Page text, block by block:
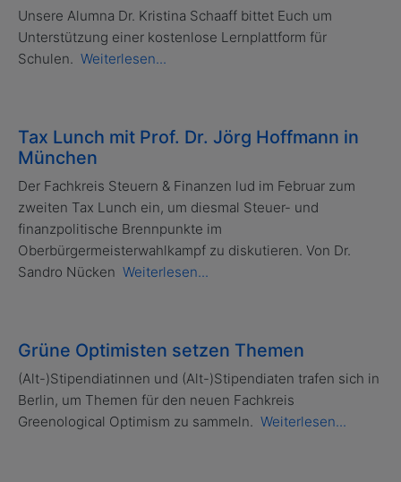
Unsere Alumna Dr. Kristina Schaaff bittet Euch um
Unterstützung einer kostenlose Lernplattform für
Schulen. Weiterlesen...
Tax Lunch mit Prof. Dr. Jörg Hoffmann in
München
Der Fachkreis Steuern & Finanzen lud im Februar zum
zweiten Tax Lunch ein, um diesmal Steuer- und
finanzpolitische Brennpunkte im
Oberbürgermeisterwahlkampf zu diskutieren. Von Dr.
Sandro Nücken Weiterlesen...
Grüne Optimisten setzen Themen
(Alt-)Stipendiatinnen und (Alt-)Stipendiaten trafen sich in
Berlin, um Themen für den neuen Fachkreis
Greenological Optimism zu sammeln. Weiterlesen...